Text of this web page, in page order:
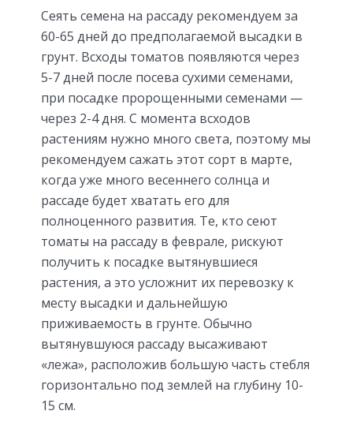
Сеять семена на рассаду рекомендуем за
60-65 дней до предполагаемой высадки в
грунт. Всходы томатов появляются через
5-7 дней после посева сухими семенами,
при посадке пророщенными семенами —
через 2-4 дня. С момента всходов
растениям нужно много света, поэтому мы
рекомендуем сажать этот сорт в марте,
когда уже много весеннего солнца и
рассаде будет хватать его для
полноценного развития. Те, кто сеют
томаты на рассаду в феврале, рискуют
получить к посадке вытянувшиеся
растения, а это усложнит их перевозку к
месту высадки и дальнейшую
приживаемость в грунте. Обычно
вытянувшуюся рассаду высаживают
«лежа», расположив большую часть стебля
горизонтально под землей на глубину 10-
15 см.